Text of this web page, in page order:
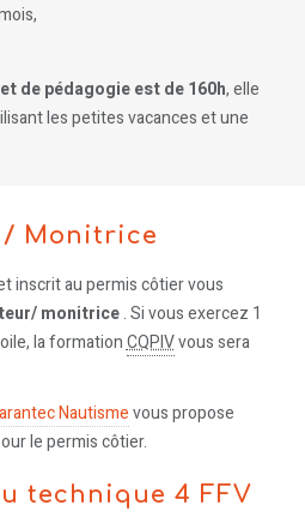
de pédagogie est de 160h, elle
les petites vacances et une
Monitrice
inscrit au permis côtier vous
monitrice. Si vous exercez 1
la formationCQPIVvous sera
Nautismevous propose
le permis côtier.
technique 4 FFV